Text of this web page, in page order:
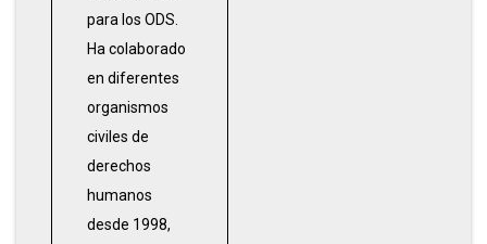
para los ODS.
Ha colaborado
en diferentes
organismos
civiles de
derechos
humanos
desde 1998,